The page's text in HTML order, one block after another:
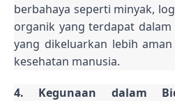
berbahaya seperti minyak,
organik yang terdapat
yang dikeluarkan lebih
kesehatan manusia.
4. Kegunaan dalam